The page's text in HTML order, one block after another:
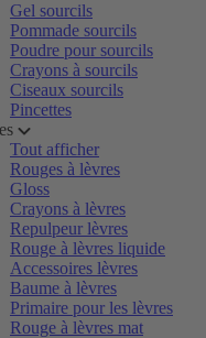
Gel sourcils
Pommade sourcils
Poudre pour sourcils
Crayons à sourcils
Ciseaux sourcils
Pincettes
Tout afficher
Rouges à lèvres
Gloss
Crayons à lèvres
Repulpeur lèvres
Rouge à lèvres liquide
Accessoires lèvres
Baume à lèvres
Primaire pour les lèvres
Rouge à lèvres mat